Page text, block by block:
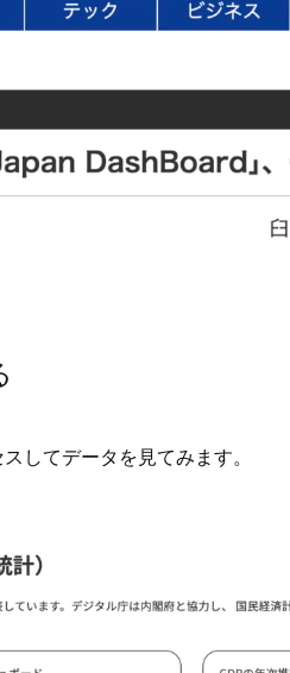
してデータを見てみます。